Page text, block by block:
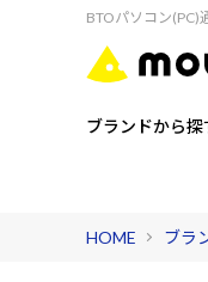
BTOパソコン(PC)
ブランドから探
HOME ブラ